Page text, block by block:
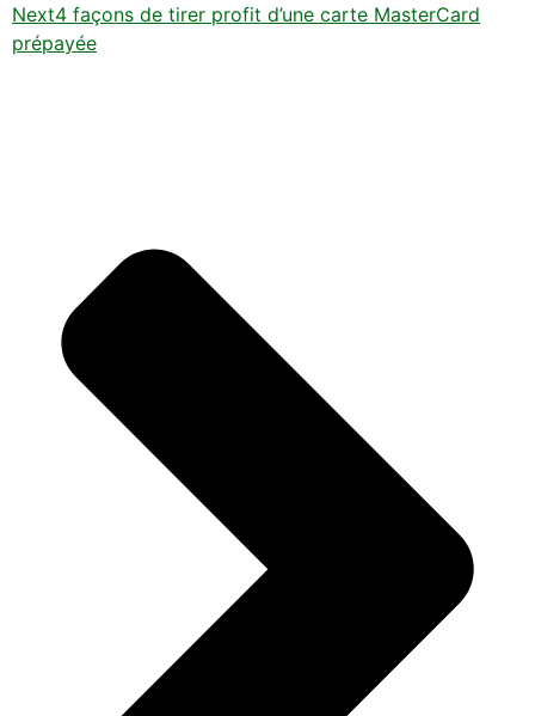
Next4 façons de tirer profit d’une carte MasterCard
prépayée